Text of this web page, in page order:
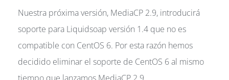
Nuestra próxima versión, MediaCP 2.9, introducirá
soporte para Liquidsoap versión 1.4 que no es
compatible con CentOS 6. Por esta razón hemos
decidido eliminar el soporte de CentOS 6 al mismo